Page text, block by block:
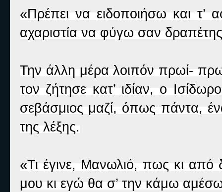
«Πρέπει να ειδοποιήσω και τ’
αχαριστία να φύγω σαν
Την άλλη μέρα λοιπόν πρωί-
τον ζήτησε κατ’ ιδίαν, ο
σεβάσμιος μαζί, όπως πάντα,
της λέξης.
«Τι έγινε, Μανωλιό, πως κι
μου κι εγώ θα σ’ την κάμω